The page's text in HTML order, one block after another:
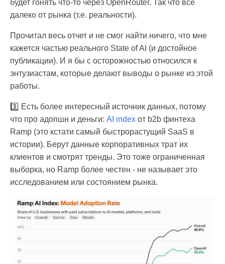
будет гонять что-то через OpenRouter. Так что все
далеко от рынка (т.е. реальности).
Прочитал весь отчет и не смог найти ничего, что мне
кажется частью реального State of AI (и достойное
публикации). И я бы с осторожностью относился к
энтузиастам, которые делают выводы о рынке из этой
работы.
3️⃣ Есть более интересный источник данных, потому
что про адопшн и деньги: AI index от b2b финтеха
Ramp (это кстати самый быстрорастущий SaaS в
истории). Берут данные корпоративных трат их
клиентов и смотрят тренды. Это тоже ограниченная
выборка, но Ramp более честен - не называет это
исследованием или состоянием рынка.